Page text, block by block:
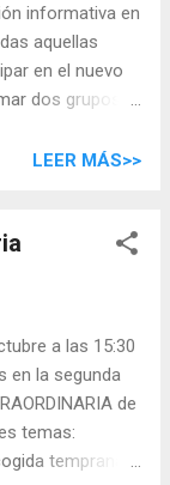
informativa en
aquellas
en el nuevo
dos grupos,
y realizar
abierta y
y sus
a la lectura.
Reúnen
e íntima. La
con otras
de los
LEER MÁS>>
a las 15:30
en la segunda
de
temas:
temprana.